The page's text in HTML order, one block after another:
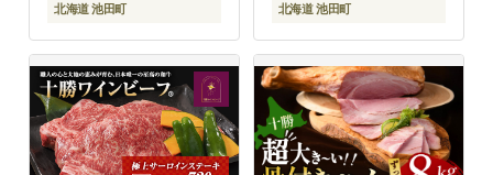
北海道 池田町 北海道 池田町